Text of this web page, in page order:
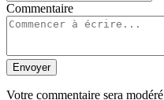
Commentaire
Envoyer
Votre commentaire sera